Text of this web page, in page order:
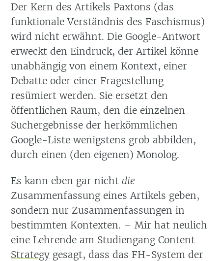
Der Kern des Artikels Paxtons (das
funktionale Verständnis des Faschismus)
wird nicht erwähnt. Die Google-Antwort
erweckt den Eindruck, der Artikel könne
unabhängig von einem Kontext, einer
Debatte oder einer Fragestellung
resümiert werden. Sie ersetzt den
öffentlichen Raum, den die einzelnen
Suchergebnisse der herkömmlichen
Google-Liste wenigstens grob abbilden,
durch einen (den eigenen) Monolog.
Es kann eben gar nichtdie
Zusammenfassung eines Artikels geben,
sondern nur Zusammenfassungen in
bestimmten Kontexten. – Mir hat neulich
eine Lehrende am StudiengangContent
Strategy gesagt, dass das FH-System der